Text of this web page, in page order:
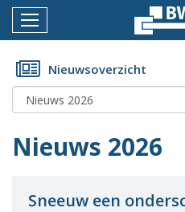
Menu
Home
Nieuws
Documenten
Dossiers
Nieuwsoverzicht
Nieuws 2026
Sneeuw een